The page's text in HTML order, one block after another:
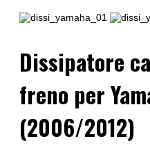
Dissipatore
freno per
(2006/2012)